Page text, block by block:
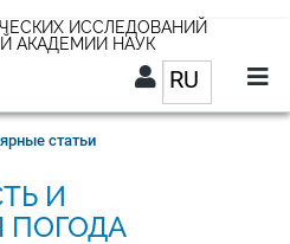
ИССЛЕДОВАНИЙ
АКАДЕМИИ НАУК
RUСписок
статьи
И
ПОГОДА